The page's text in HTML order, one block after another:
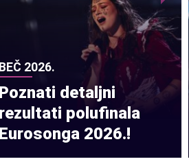
BEČ 2026.
Poznati detaljni
rezultati polufinala
Eurosonga 2026.!